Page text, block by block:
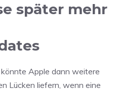
später mehr
Apple dann weitere
Lücken liefern, wenn eine